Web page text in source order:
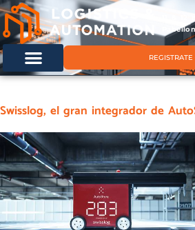
11 &
REGISTRATE
Swisslog, el gran integrador de